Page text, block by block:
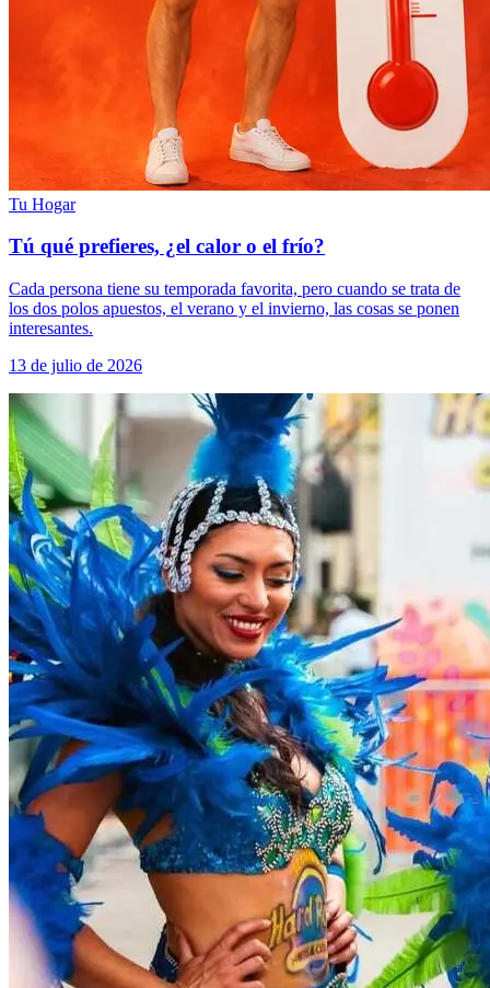
Tu Hogar
Tú qué prefieres, ¿el calor o el frío?
Cada persona tiene su temporada favorita, pero cuando se trata de
los dos polos apuestos, el verano y el invierno, las cosas se ponen
interesantes.
13 de julio de 2026